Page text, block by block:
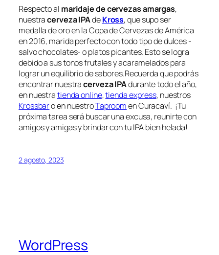
Respecto al maridaje de cervezas amargas,
nuestracerveza IPAdeKross, que supo ser
medalla de oro en la Copa de Cervezas de América
en 2016, marida perfecto con todo tipo de dulces -
salvo chocolates- o platos picantes. Esto se logra
debido a sus tonos frutales y acaramelados para
lograr un equilibrio de sabores.Recuerda que podrás
encontrar nuestracerveza IPAdurante todo el año,
en nuestratienda online,tienda express, nuestros
Krossbaro en nuestroTaproomen Curacaví. ¡Tu
próxima tarea será buscar una excusa, reunirte con
amigos y amigas y brindar con tu IPA bien helada!
2 agosto, 2023
WordPress